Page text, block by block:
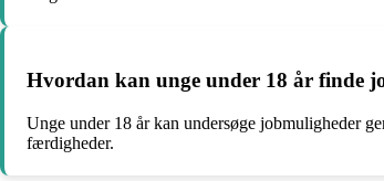
Hvordan kan unge under 18 år finde
Unge under 18 år kan undersøge jobmuligheder
færdigheder.